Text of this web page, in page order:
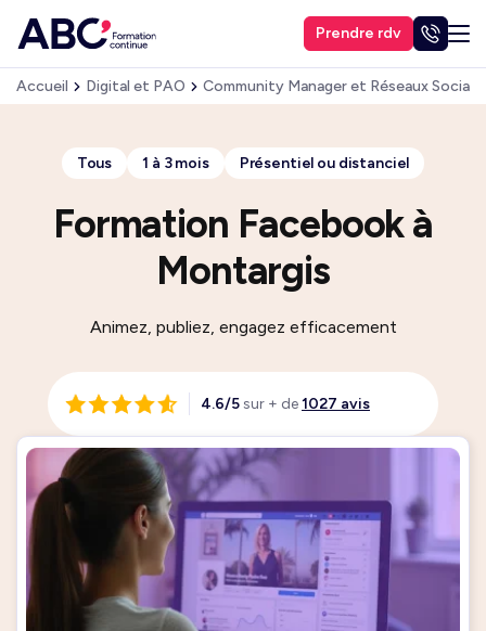
Prendre rdv
Accueil Digital et PAO Community Manager et Réseaux Sociaux
Formation Facebook à
Montargis
Tous 1 à 3 mois Présentiel ou distanciel
Animez, publiez, engagez efficacement
4.6/5sur + de1027 avis